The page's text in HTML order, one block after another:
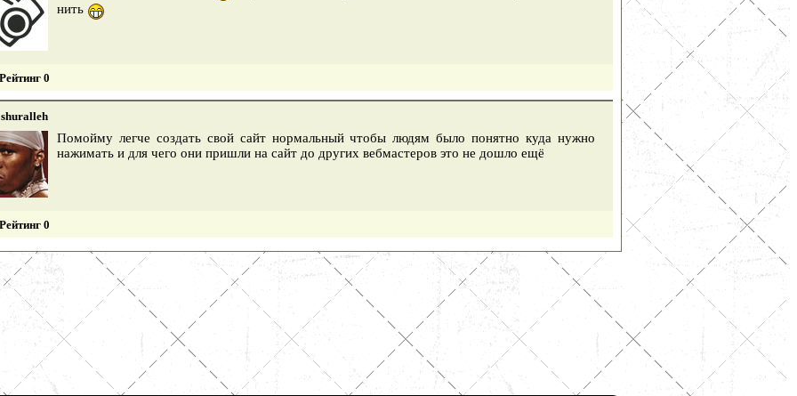
нить
Рейтинг 0
shuralleh
Помойму легче создать свой сайт нормальный чтобы людям было понятно куда нужно
нажимать и для чего они пришли на сайт до других вебмастеров это не дошло ещё
Рейтинг 0